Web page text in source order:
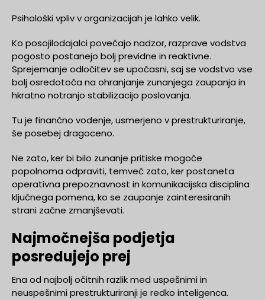
Psihološki vpliv v organizacijah je lahko velik.
Ko posojilodajalci povečajo nadzor, razprave vodstva
pogosto postanejo bolj previdne in reaktivne.
Sprejemanje odločitev se upočasni, saj se vodstvo vse
bolj osredotoča na ohranjanje zunanjega zaupanja in
hkratno notranjo stabilizacijo poslovanja.
Tu je finančno vodenje, usmerjeno v prestrukturiranje,
še posebej dragoceno.
Ne zato, ker bi bilo zunanje pritiske mogoče
popolnoma odpraviti, temveč zato, ker postaneta
operativna prepoznavnost in komunikacijska disciplina
ključnega pomena, ko se zaupanje zainteresiranih
strani začne zmanjševati.
Najmočnejša podjetja
posredujejo prej
Ena od najbolj očitnih razlik med uspešnimi in
neuspešnimi prestrukturiranji je redko inteligenca.